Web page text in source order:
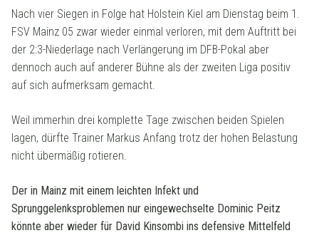
Nach vier Siegen in Folge hat Holstein Kiel am Dienstag beim 1.
FSV Mainz 05 zwar wieder einmal verloren, mit dem Auftritt bei
der 2:3-Niederlage nach Verlängerung im DFB-Pokal aber
dennoch auch auf anderer Bühne als der zweiten Liga positiv
auf sich aufmerksam gemacht.
Weil immerhin drei komplette Tage zwischen beiden Spielen
lagen, dürfte Trainer Markus Anfang trotz der hohen Belastung
nicht übermäßig rotieren.
Der in Mainz mit einem leichten Infekt und
Sprunggelenksproblemen nur eingewechselte Dominic Peitz
könnte aber wieder für David Kinsombi ins defensive Mittelfeld